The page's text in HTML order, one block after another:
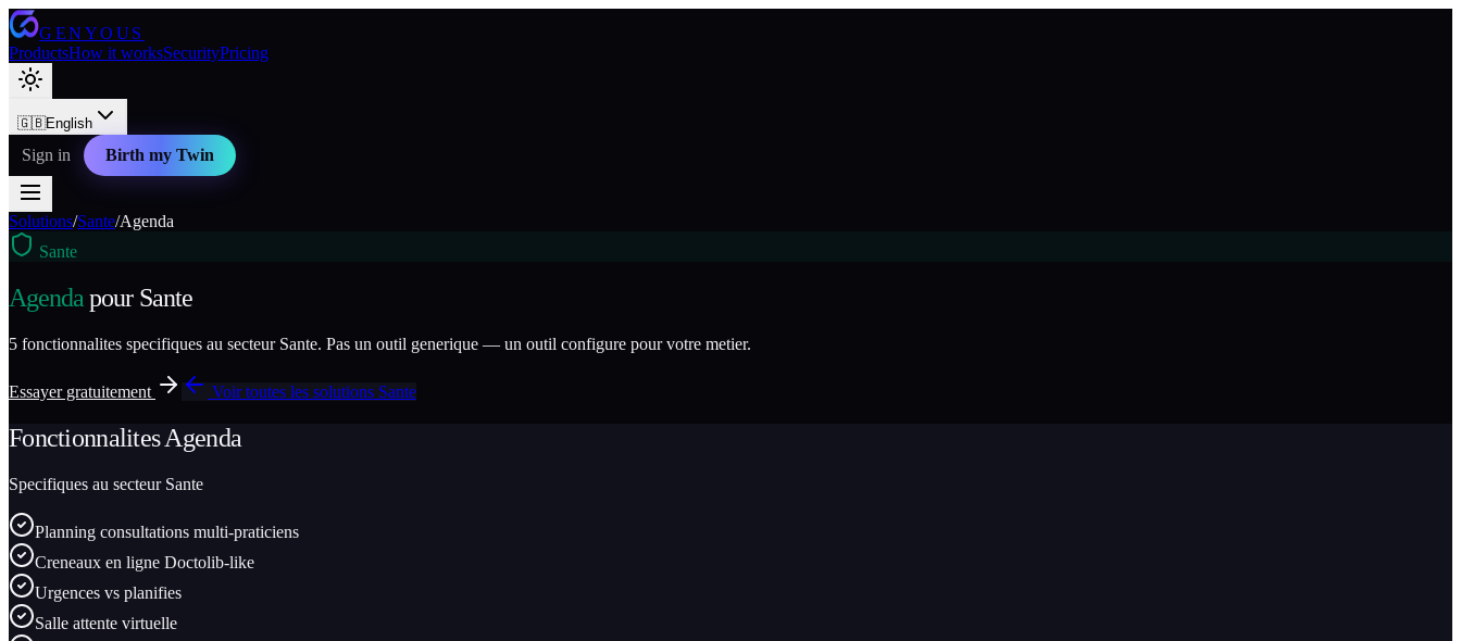
GENYOUS
ProductsHow it worksSecurityPricing
🇬🇧English
Sign in Birth my Twin
Solutions/Sante/Agenda
Sante
Agenda pour Sante
5 fonctionnalites specifiques au secteur Sante. Pas un outil generique — un outil configure pour votre metier.
Essayer gratuitement Voir toutes les solutions Sante
FonctionnalitesAgenda
Specifiques au secteur Sante
Planning consultations multi-praticiens
Creneaux en ligne Doctolib-like
Urgences vs planifies
Salle attente virtuelle